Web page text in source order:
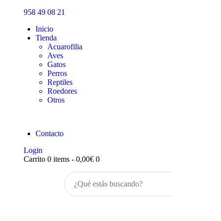
958 49 08 21
Inicio
Tienda
Acuarofilia
Aves
Gatos
Perros
Reptiles
Roedores
Otros
Contacto
Login
Carrito 0 items - 0,00€ 0
Inicio